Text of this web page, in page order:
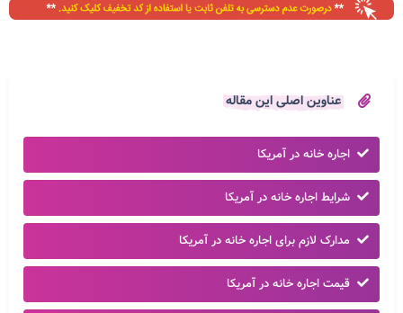
عناوین اصلی این مقاله
اجاره خانه در آمریکا
شرایط اجاره خانه در آمریکا
مدارک لازم برای اجاره خانه در آمریکا
قیمت اجاره خانه در آمریکا